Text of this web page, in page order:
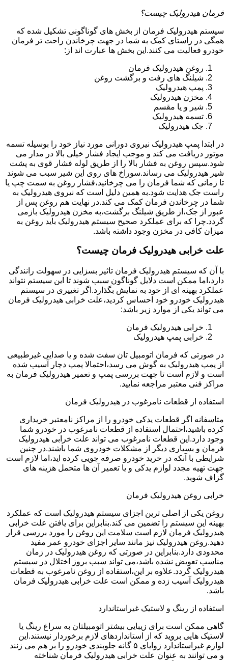
فرمان هیدرولیک چیست؟
سیستم هیدرولیک فرمان از بخش های گوناگونی تشکیل شده که
همگی در راستای کمک به شما در جهت چرخاندن راحت تر فرمان
خودرو فعالیت می کنند.این بخش ها عبارت اند از:
روغن هیدرولیک فرمان
شیلنگ های رفت و برگشت روغن
پمپ هیدرولیک
مخزن هیدرولیک
شیر و یا مقسم
تسمه هیدرولیک
جک هیدرولیک
در ابتدا پمپ هیدرولیک نیروی دورانی مورد نیاز خود را بوسیله تسمه
موتور دریافت می کند و موجب ایجاد فشار خیلی بالا در مدار می
شود.سپس روغن به فشار بالا را از طریق لوله فشار قوی به پشت
شیر هیدرولیک می رساند.سوراخ های روی این شیر سبب می شوند
تا زمانی که شما فرمان را می چرخانید،فشار روغن به سمت چپ یا
راست جک هدایت شود.به همین دلیل است که نیروی هیدرولیک به
شما در چرخاندن فرمان کمک می کند.در نهایت هم روغن پس از
عبور از جک،از طریق شیلنگ برگشت،به مخزن هیدرولیک بازمی
گردد.چرا که برای عملکرد صحیح سیستم هیدرولیک باید روغن به
میزان کافی در مخزن وجود داشته باشد.
علت خرابی هیدرولیک فرمان چیست؟
با آن که سیستم هیدرولیک فرمان تاثیر بسزایی در سهولت رانندگی
دارد،اما ممکن است دلایل گوناگون سبب شوند تا این سیستم نتواند
عملکرد بهینه ای از خود به نمایش بگذارد.اگر تغییری در سیستم
هیدرولیک خودرو خود احساس کردید،علت خرابی هیدرولیک فرمان
می تواند یکی از موارد زیر باشد:
خرابی هیدرولیک فرمان
خرابی پمپ هیدرولیک
در صورتی که فرمان اتومبیل تان سفت شده و یا صدایی غیرطبیعی
از پمپ هیدرولیک به گوش می رسد،احتمالا پمپ دچار آسیب شده
است و لازم است تا جهت بررسی پمپ و تعمیر هیدرولیک فرمان به
مراکز فنی معتبر مراجعه نمایید.
استفاده از قطعات نامرغوب در هیدرولیک فرمان
متاسفانه اگر قطعات یدکی خودرو را از مراکز نامعتبر خریداری
کرده باشید،احتمال استفاده از قطعات نامرغوب در خودرو شما
وجود دارد.این قطعات نامرغوب می تواند علت خرابی هیدرولیک
فرمان و بسیاری دیگر از مشکلات خودروی شما باشند.در چنین
شرایطی با آنکه در خرید خودرو صرفه جویی کرده اید،اما لازم است
جهت تهیه مجدد لوازم یدکی و یا تعمیر آن ها متحمل هزینه های
گزاف شوید.
خرابی روغن هیدرولیک فرمان
روغن یکی از اصلی ترین اجزای سیستم هیدرولیک است که عملکرد
بهینه این سیستم را تضمین می کند.بنابراین برای یافتن علت خرابی
هیدرولیک فرمان لازم است سلامت این روغن را مورد بررسی قرار
دهید.روغن هیدرولیک نیز مانند سایر اجزای خودرو عمر مفید
محدودی دارد.بنابراین در صورتی که روغن هیدرولیک در زمان
مناسب تعویض نشده باشد،می تواند سبب بروز اختلال در سیستم
هیدرولیک گردد.علاوه بر این،استفاده از روغن نامرغوب به قطعات
هیدرولیک آسیب زده و ممکن است علت خرابی هیدرولیک فرمان
باشد.
استفاده از رینگ و لاستیک غیراستاندارد
گاهی ممکن است برای زیبایی بیشتر اتومبیلتان به سراغ رینگ یا
لاستیک هایی بروید که از استانداردهای لازم برخوردار نیستند.این
لوازم غیراستاندارد زوایای ۵ گانه جلوبندی خودرو را بر هم می زنند
و می توانند به عنوان علت خرابی هیدرولیک فرمان شناخته